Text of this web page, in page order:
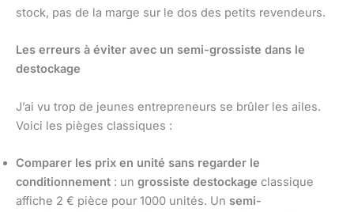
stock, pas de la marge sur le dos des petits revendeurs.
Les erreurs à éviter avec un semi-grossiste dans le
destockage
J’ai vu trop de jeunes entrepreneurs se brûler les ailes.
Voici les pièges classiques :
Comparer les prix en unité sans regarder le
conditionnement : un grossiste destockage classique
affiche 2 € pièce pour 1000 unités. Un semi-